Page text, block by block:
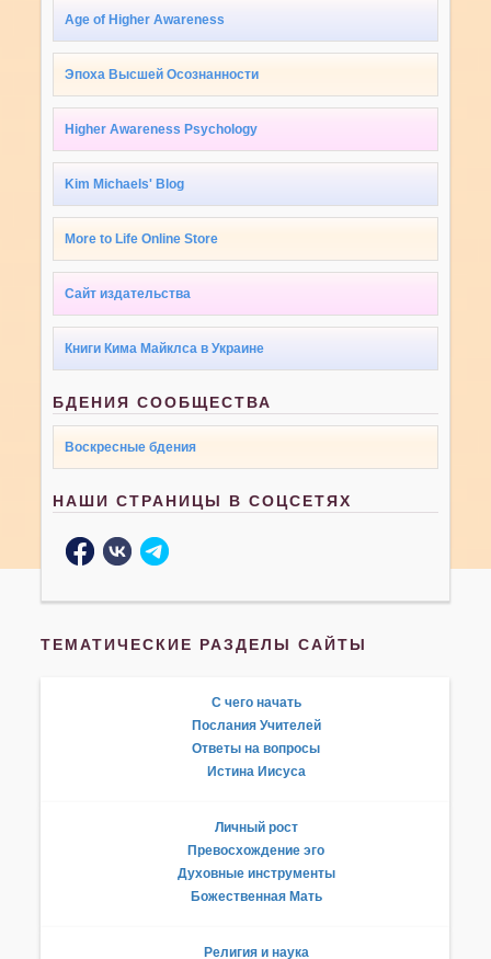
Age of Higher Awareness
Эпоха Высшей Осознанности
Higher Awareness Psychology
Kim Michaels' Blog
More to Life Online Store
Сайт издательства
Книги Кима Майклса в Украине
БДЕНИЯ СООБЩЕСТВА
Воскресные бдения
НАШИ СТРАНИЦЫ В СОЦСЕТЯХ
ТЕМАТИЧЕСКИЕ РАЗДЕЛЫ САЙТЫ
С чего начать
Послания Учителей
Ответы на вопросы
Истина Иисуса
Личный рост
Превосхождение эго
Духовные инструменты
Божественная Мать
Религия и наука